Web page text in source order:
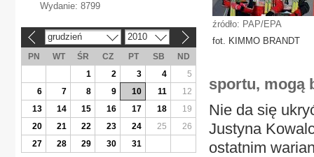
źródło: PAP/EPA
fot. KIMMO BRANDT
sportu, mogą
Nie da się
Justyna
ostatnim
Wydanie: 8799
grudzień 2010
PN WT ŚR CZ PT SB
ND
1
2 3 4
5
6
7 8 9 10 11
12
13
14 15 16 17 18
19
20
21 22 23 24 25
26
27
28 29 30 31